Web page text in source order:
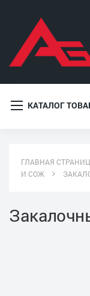
КАТАЛОГ
ГЛАВНАЯ
И СОЖ